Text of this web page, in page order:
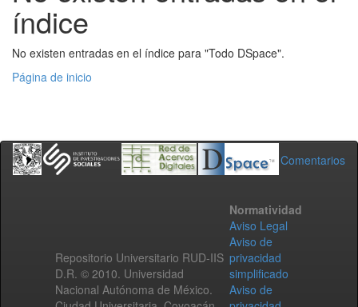
índice
No existen entradas en el índice para "Todo DSpace".
Página de inicio
Comentarios
Repositorio Universitario RUD-IIS
D.R. © 2010. Universidad
Nacional Autónoma de México.
Normatividad
Aviso Legal
Aviso de
privacidad
simplificado
Aviso de